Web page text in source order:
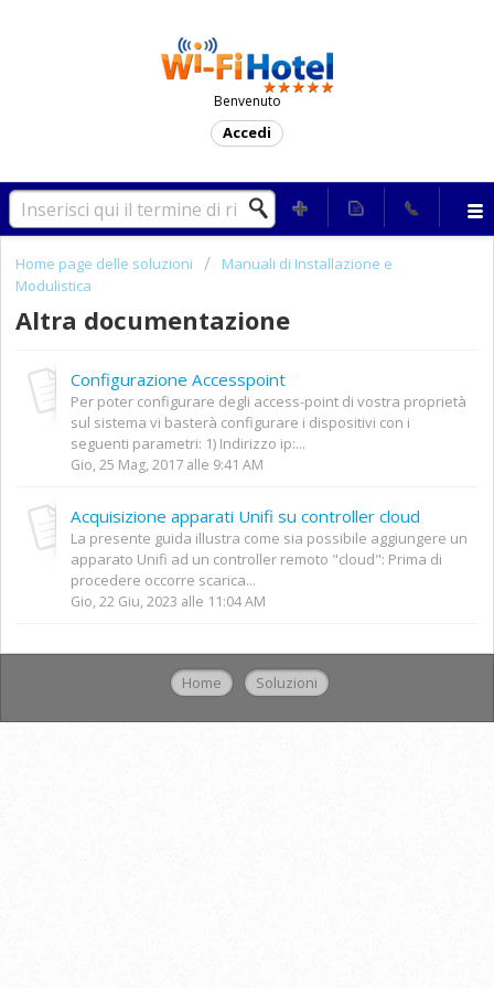
Benvenuto
Accedi
Home page delle soluzioni
Manuali di Installazione e
Modulistica
Altra documentazione
Configurazione Accesspoint
Per poter configurare degli access-point di vostra proprietà
sul sistema vi basterà configurare i dispositivi con i
seguenti parametri: 1) Indirizzo ip:...
Gio, 25 Mag, 2017 alle 9:41 AM
Acquisizione apparati Unifi su controller cloud
La presente guida illustra come sia possibile aggiungere un
apparato Unifi ad un controller remoto "cloud": Prima di
procedere occorre scarica...
Gio, 22 Giu, 2023 alle 11:04 AM
Home Soluzioni